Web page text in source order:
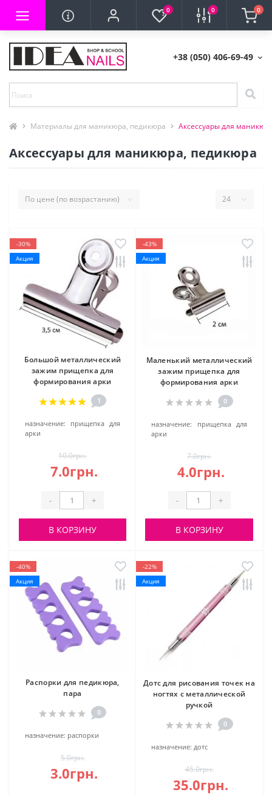
0 0 0
+38 (050) 406-69-49
Материалы для маникюра, педикюра Аксессуары для
Аксессуары для маникюра, педикюра
-30%
Акция
Большой металлический
зажим прищепка для
формирования арки
1
назначение:
прищепка для
арки
10.0грн.
7.0грн.
- +
В КОРЗИНУ
-43%
Акция
Маленький металлический
зажим прищепка для
формирования арки
0
назначение:
прищепка для
арки
7.0грн.
4.0грн.
- +
В КОРЗИНУ
-40%
Акция
Распорки для педикюра,
пара
0
назначение: распорки
5.0грн.
3.0грн.
-22%
Акция
Дотс для рисования точек на
ногтях с металлической
ручкой
0
назначение: дотс
45.0грн.
35.0грн.